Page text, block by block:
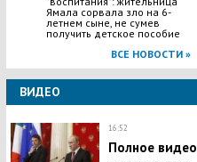
Ямала сорвала зло на 6-
летнем сыне, не сумев
получить детское пособие
ВСЕ НОВОСТИ »
ВИДЕО
16:52
Полное видео